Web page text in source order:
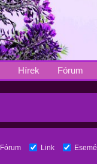
Hírek Fórum
Fórum Link